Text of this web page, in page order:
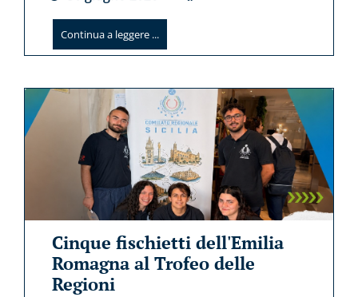
Continua a leggere ...
Cinque fischietti dell'Emilia
Romagna al Trofeo delle
Regioni